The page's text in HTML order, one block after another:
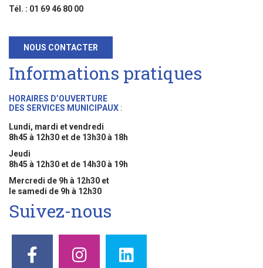
Tél. : 01 69 46 80 00
NOUS CONTACTER
Informations pratiques
HORAIRES D’OUVERTURE
DES SERVICES MUNICIPAUX :
Lundi, mardi et vendredi
8h45 à 12h30 et de 13h30 à 18h
Jeudi
8h45 à 12h30 et de 14h30 à 19h
Mercredi de 9h à 12h30 et
le samedi de 9h à 12h30
Suivez-nous